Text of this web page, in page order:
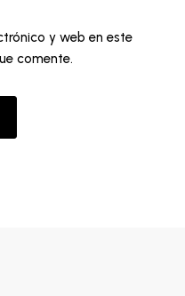
y web en este
comente.